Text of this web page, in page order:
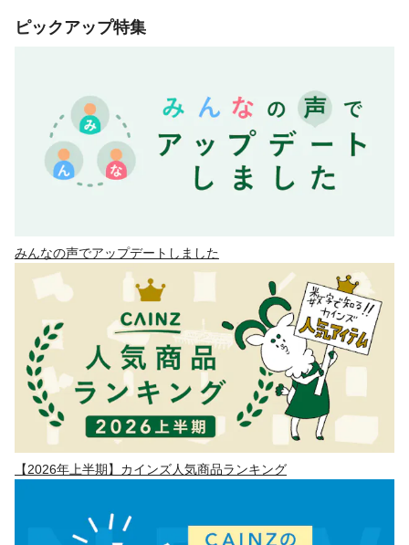
ピックアップ特集
みんなの声でアップデートしました
【2026年上半期】カインズ人気商品ランキング